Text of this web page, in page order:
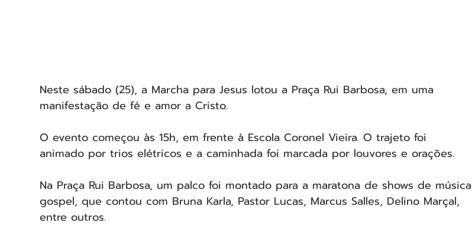
Neste sábado (25), a Marcha para Jesus lotou a Praça Rui Barbosa, em uma
manifestação de fé e amor a Cristo.
O evento começou às 15h, em frente à Escola Coronel Vieira. O trajeto foi
animado por trios elétricos e a caminhada foi marcada por louvores e orações.
Na Praça Rui Barbosa, um palco foi montado para a maratona de shows de música
gospel, que contou com Bruna Karla, Pastor Lucas, Marcus Salles, Delino Marçal,
entre outros.